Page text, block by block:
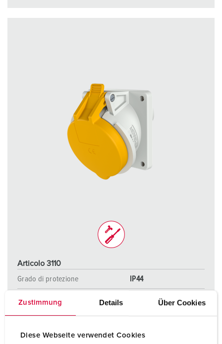
Zustimmung Details Über Cookies
Diese Webseite verwendet Cookies
Articolo 3110
Grado di protezione
IP44
Ampere
Poli 3 p
Voltaggio 110 V